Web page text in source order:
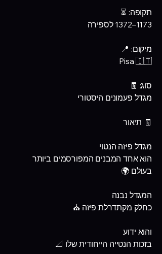
תקופה: ⏳
1173–1372 לספירה
מיקום: 📍
Pisa 🇮🇹
סוג: 🧾
מגדל פעמונים היסטורי
🧾 תיאור
מגדל פיזה הנטוי
הוא אחד המבנים המפורסמים ביותר
בעולם 🌍
המגדל נבנה
כחלק מקתדרלת פיזה ⛪
והוא ידוע
בזכות הנטייה הייחודית שלו 📐